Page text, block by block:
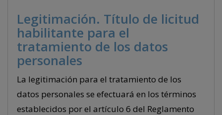
Legitimación. Título de licitud
habilitante para el
tratamiento de los datos
personales
La legitimación para el tratamiento de los
datos personales se efectuará en los términos
establecidos por el artículo 6 del Reglamento